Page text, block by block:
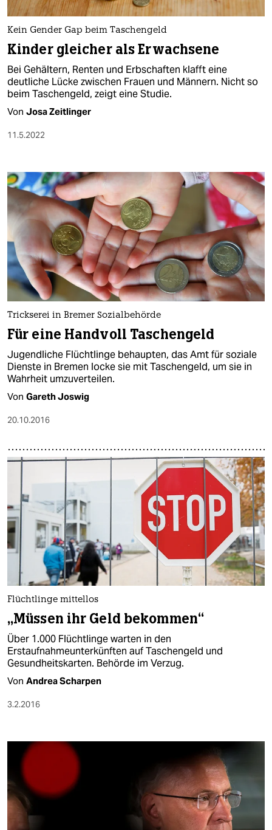
nord
wahrheit
verlag
verlag
veranstaltungen
fragen & hilfe
unterstützen
abo
genossenschaft
epaper login
Kein Gender Gap beim Taschengeld
Kinder gleicher als Erwachsene
Bei Gehältern, Renten und Erbschaften klafft eine
deutliche Lücke zwischen Frauen und Männern. Nicht so
beim Taschengeld, zeigt eine Studie.
Von Josa Zeitlinger
11.5.2022
Trickserei in Bremer Sozialbehörde
Für eine Handvoll Taschengeld
Jugendliche Flüchtlinge behaupten, das Amt für soziale
Dienste in Bremen locke sie mit Taschengeld, um sie in
Wahrheit umzuverteilen.
Von Gareth Joswig
20.10.2016
Flüchtlinge mittellos
„Müssen ihr Geld bekommen“
Über 1.000 Flüchtlinge warten in den
Erstaufnahmeunterkünften auf Taschengeld und
Gesundheitskarten. Behörde im Verzug.
Von Andrea Scharpen
3.2.2016